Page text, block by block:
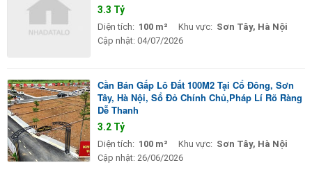
3.3 Tỷ
Diện tích: 100 m² Khu vực: Sơn Tây, Hà Nội
Cập nhật: 04/07/2026
Cần Bán Gấp Lô Đất 100M2 Tại Cổ Đông, Sơn
Tây, Hà Nội, Sổ Đỏ Chính Chủ,Pháp Lí Rõ Ràng
Dễ Thanh
3.2 Tỷ
Diện tích: 100 m² Khu vực: Sơn Tây, Hà Nội
Cập nhật: 26/06/2026